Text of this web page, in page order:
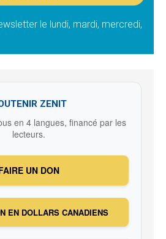
le lundi, mardi, mercredi,
ZENIT
en 4 langues, financé par les
lecteurs.
UN DON
EN DOLLARS CANADIENS